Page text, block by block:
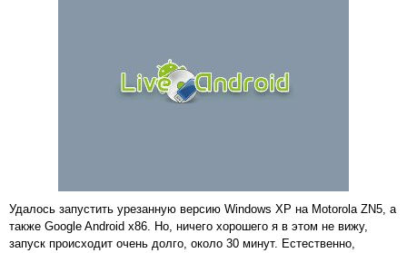
Удалось запустить урезанную версию Windows XP на Motorola ZN5, а
также Google Android x86. Но, ничего хорошего я в этом не вижу,
запуск происходит очень долго, около 30 минут. Естественно,